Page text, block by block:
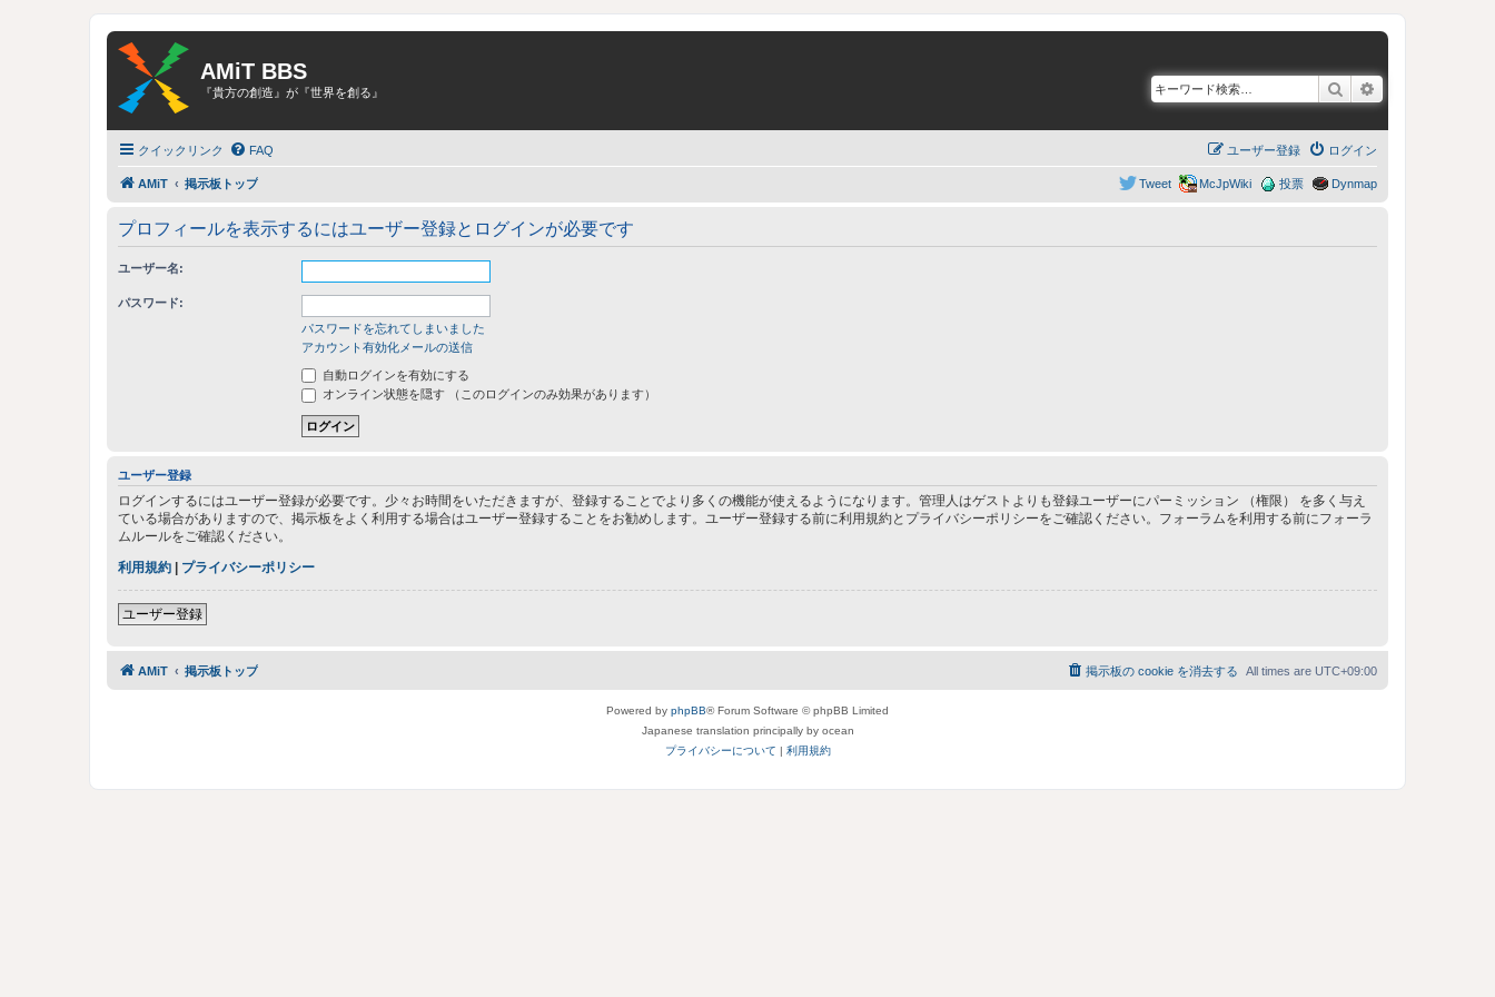
AMiT BBS
『貴方の創造』が『世界を創る』 検索
クイックリンク FAQ ログイン
ユーザー登録
AMiT 掲示板トップ Dynmap
投票
McJpWiki
Tweet
プロフィールを表示するにはユーザー登録とログインが必要です
ユーザー名:
パスワード:
パスワードを忘れてしまいました
アカウント有効化メールの送信
自動ログインを有効にする
オンライン状態を隠す （このログインのみ効果があります）
ユーザー登録
ログインするにはユーザー登録が必要です。少々お時間をいただきますが、登録することでより多くの機能が使えるようになります。管理人はゲストよりも登録ユーザーにパーミッション （権限） を多く与え
ている場合がありますので、掲示板をよく利用する場合はユーザー登録することをお勧めします。ユーザー登録する前に利用規約とプライバシーポリシーをご確認ください。フォーラムを利用する前にフォーラ
ムルールをご確認ください。
利用規約
プライバシーポリシー
ユーザー登録
AMiT 掲示板トップ All times are UTC+09:00
掲示板の cookie を消去する
Powered by phpBB® Forum Software © phpBB Limited
Japanese translation principally by ocean
プライバシーについて | 利用規約